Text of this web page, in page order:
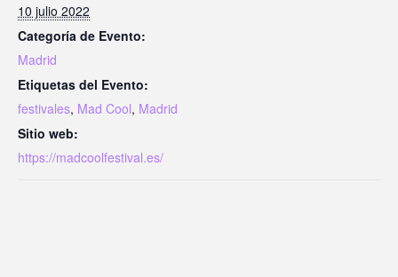
10 julio 2022
Categoría de Evento:
Madrid
Etiquetas del Evento:
festivales, Mad Cool, Madrid
Sitio web:
https://madcoolfestival.es/